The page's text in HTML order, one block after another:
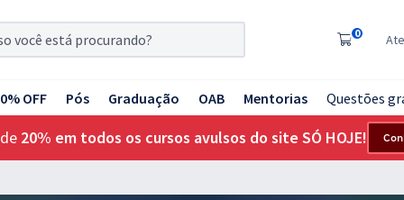
0
OFF Pós Graduação OAB Mentorias Questões
20% em todos os cursos avulsos do site SÓ HOJE!